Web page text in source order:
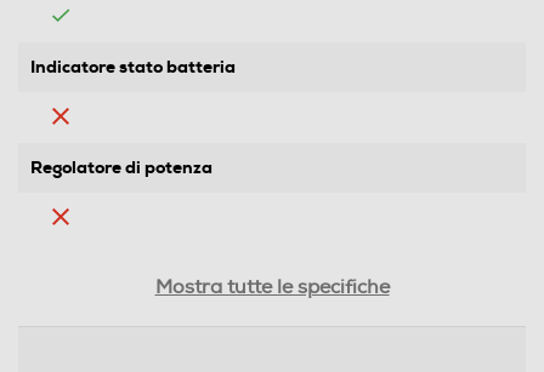
Indicatore stato batteria
Regolatore di potenza
Mostra tutte le specifiche